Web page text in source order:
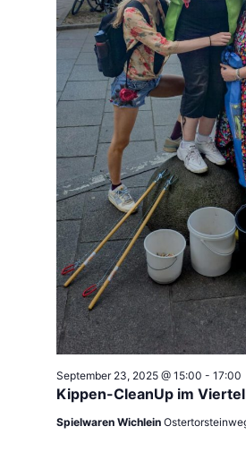
Kippen-CleanUp im Viertel
September 23, 2025 @ 15:00 - 17:00
Spielwaren Wichlein